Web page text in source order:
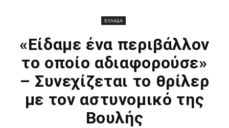
ΕΛΛΑΔΑ
«Είδαμε ένα περιβάλλον
το οποίο αδιαφορούσε»
– Συνεχίζεται το θρίλερ
με τον αστυνομικό της
Βουλής